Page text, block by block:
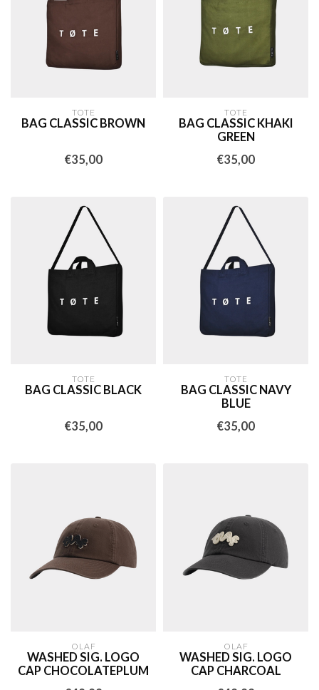
TOTE
BAG CLASSIC BROWN
€35,00
TOTE
BAG CLASSIC KHAKI
GREEN
€35,00
TOTE
BAG CLASSIC BLACK
€35,00
TOTE
BAG CLASSIC NAVY
BLUE
€35,00
OLAF
WASHED SIG. LOGO
CAP CHOCOLATEPLUM
OLAF
WASHED SIG. LOGO
CAP CHARCOAL